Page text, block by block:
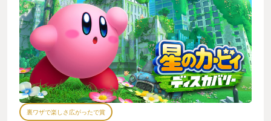
裏ワザで楽しさ広がったで賞